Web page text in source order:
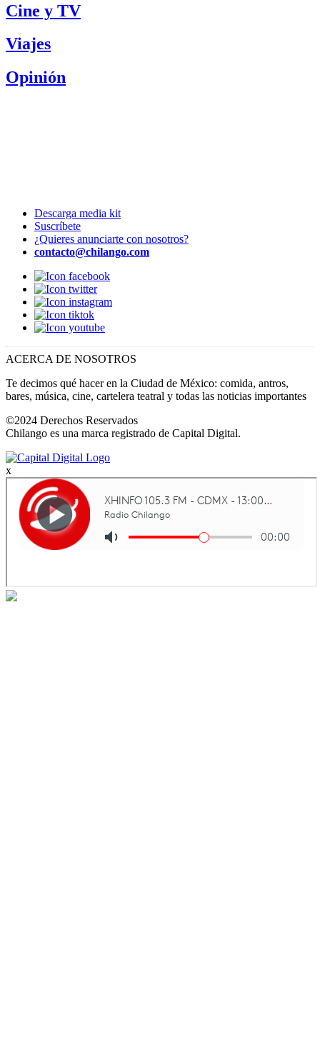
Cine y TV
Viajes
Opinión
Descarga media kit
Suscríbete
¿Quieres anunciarte con nosotros?
contacto@chilango.com
ACERCA DE NOSOTROS
Te decimos qué hacer en la Ciudad de México: comida, antros,
bares, música, cine, cartelera teatral y todas las noticias importantes
©2024 Derechos Reservados
Chilango es una marca registrado de Capital Digital.
x